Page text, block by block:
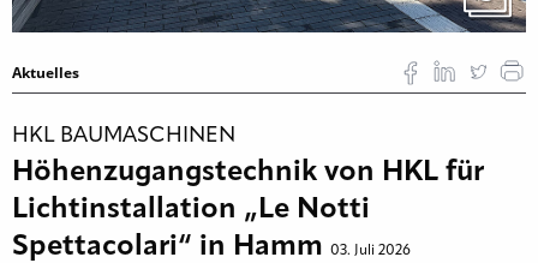
Aktuelles
HKL BAUMASCHINEN
Höhenzugangstechnik von HKL für
Lichtinstallation „Le Notti
Spettacolari“ in Hamm 03. Juli 2026